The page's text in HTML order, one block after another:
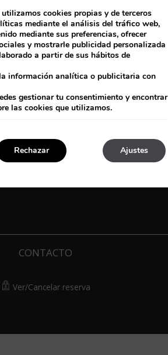
CONTACTO
Ver/Cancelar reserva
cookies propias y de terceros
mediante el análisis del tráfico web,
mediante sus preferencias, ofrecer
y mostrarle publicidad personalizada
a partir de sus hábitos de
información analítica o publicitaria con
gestionar tu consentimiento y encontrar
las cookies que utilizamos.
Ajustes
Rechazar